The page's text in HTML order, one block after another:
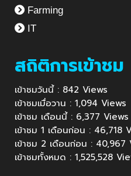
Farming
IT
สถิติการเข้าชม
เข้าชมวันนี้ : 842 Views
เข้าชมเมื่อวาน : 1,094 Views
เข้าชม เดือนนี้ : 6,377 Views
เข้าชม 1 เดือนก่อน : 46,718
เข้าชม 2 เดือนก่อน : 40,967
เข้าชมทั้งหมด : 1,525,528